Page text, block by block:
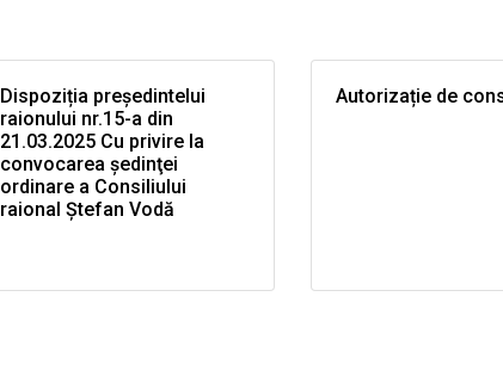
Dispoziția președintelui
raionului nr.15-a din
21.03.2025 Cu privire la
convocarea şedinţei
ordinare a Consiliului
raional Ştefan Vodă
Autorizație de